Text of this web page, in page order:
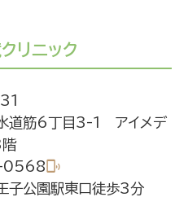
リニック
道筋6丁目3-1 アイメデ
階
子公園駅東口徒歩3分